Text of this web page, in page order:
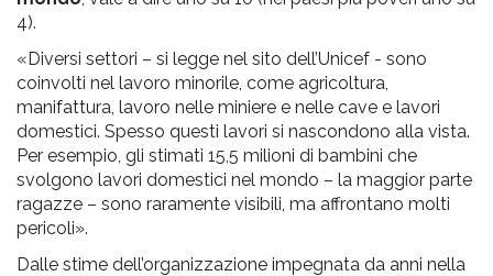
4).
«Diversi settori – si legge nel sito dell’Unicef - sono
coinvolti nel lavoro minorile, come agricoltura,
manifattura, lavoro nelle miniere e nelle cave e lavori
domestici. Spesso questi lavori si nascondono alla vista.
Per esempio, gli stimati 15,5 milioni di bambini che
svolgono lavori domestici nel mondo – la maggior parte
ragazze – sono raramente visibili, ma affrontano molti
pericoli».
Dalle stime dell’organizzazione impegnata da anni nella